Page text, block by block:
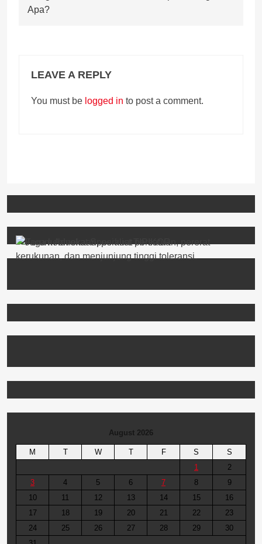
Apa?
LEAVE A REPLY
You must be logged in to post a comment.
August 2026
M T W T F S
S
1
2
3
4 5 6 7 8
9
10
11 12 13 14 15
16
17
18 19 20 21 22
23
24
25 26 27 28 29
30